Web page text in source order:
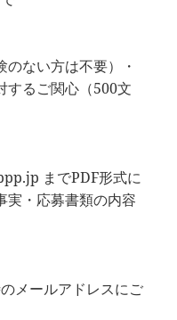
ない方は不要）・
するご関心（500文
までPDF形式に
・応募書類の内容
メールアドレスにご